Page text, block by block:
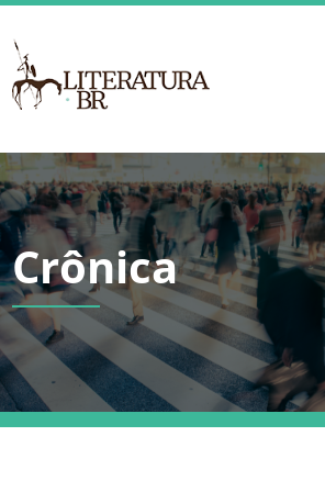
Crônica